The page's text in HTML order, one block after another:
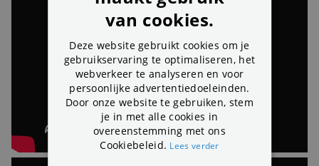
Videocompressie H.265
15fps
Fysieke eigenschappen
Dome camera
Bedrijfstemperatuur -10° to 55° C
6500mAh oplaadbare batterij
i Kleur materiaal Wit / Zwart
i Afmetingen
van cookies.
Deze website gebruikt cookies om je
gebruikservaring te optimaliseren, het
webverkeer te analyseren en voor
persoonlijke advertentiedoeleinden.
Door onze website te gebruiken, stem
je in met alle cookies in
overeenstemming met ons
Cookiebeleid. Lees verder